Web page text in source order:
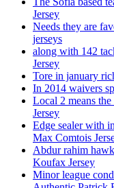
Jersey
Needs they are
jerseys
along with 142
Jersey
Tore in january
In 2014 waivers
Local 2 means
Jersey
Edge sealer with
Max Comtois
Abdur rahim
Koufax Jersey
Minor league